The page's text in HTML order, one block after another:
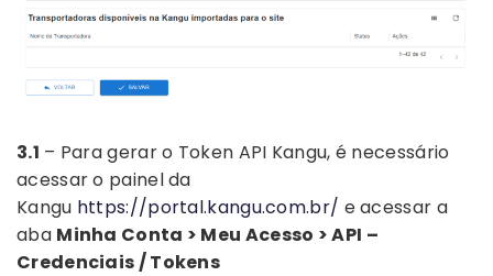
3.1 – Para gerar o Token API Kangu, é necessário
acessar o painel da
Kangu https://portal.kangu.com.br/ e acessar a
aba Minha Conta > Meu Acesso > API –
Credenciais / Tokens